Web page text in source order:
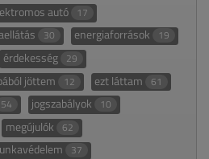
autó 17
30 energiaforrások 19
érdekesség 29
jöttem 12 ezt láttam 61
54 jogszabályok 10
megújulók 62
37